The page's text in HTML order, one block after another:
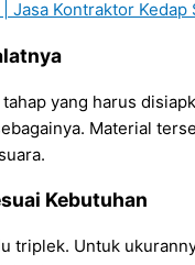
yang harus
Material
Kebutuhan
triplek. Untuk